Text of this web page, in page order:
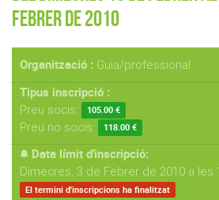
Febrer de 2010
Organització : Guia/professional
Tipus inscripció :
Preu socis: 105.00 €
Preu no socis: 118.00 €
Data límit d'inscripció:
Dimecres, 3 de Febrer de 2010 a les
El termini d'inscripcions ha finalitzat